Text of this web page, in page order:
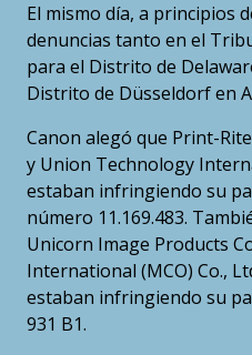
El mismo día, a principios
denuncias tanto en el
para el Distrito de
Distrito de Düsseldorf en
Canon alegó que Print-
y Union Technology
estaban infringiendo su
número 11.169.483.
Unicorn Image Products
International (MCO) Co.,
estaban infringiendo su
931 B1.